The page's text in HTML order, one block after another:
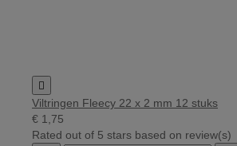

Viltringen Fleecy 22 x 2 mm 12 stuks
€ 1,75
Rated out of 5 stars based on review(s)